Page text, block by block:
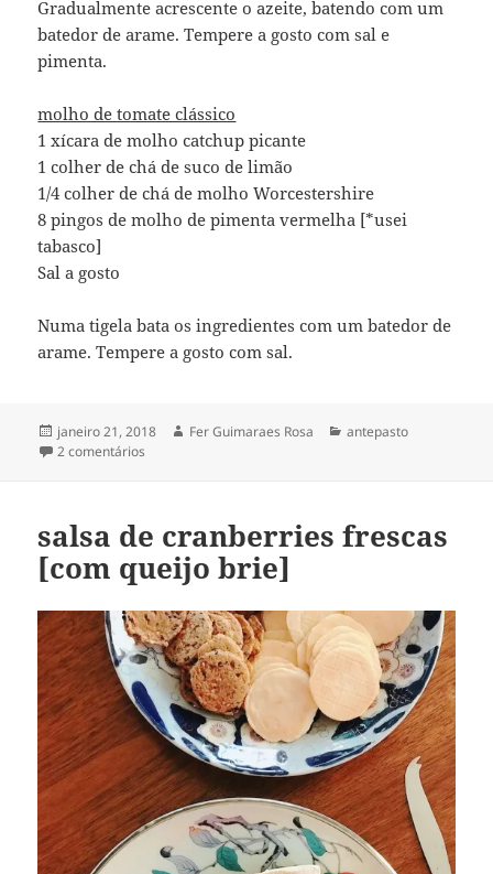
Gradualmente acrescente o azeite, batendo com um
batedor de arame. Tempere a gosto com sal e
pimenta.
molho de tomate clássico
1 xícara de molho catchup picante
1 colher de chá de suco de limão
1/4 colher de chá de molho Worcestershire
8 pingos de molho de pimenta vermelha [*usei
tabasco]
Sal a gosto
Numa tigela bata os ingredientes com um batedor de
arame. Tempere a gosto com sal.
Publicado
em
janeiro 21, 2018 Autor
Fer Guimaraes Rosa Categorias
antepasto
2 comentários
salsa de cranberries frescas
[com queijo brie]